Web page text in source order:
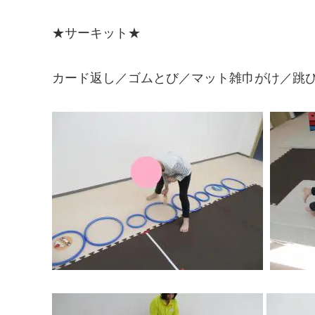
★サーキット★
カード返し／ゴムとび／マット雑巾がけ／跳